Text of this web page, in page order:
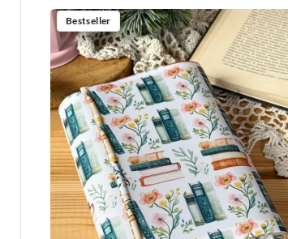
Najnowsze.
Bestseller